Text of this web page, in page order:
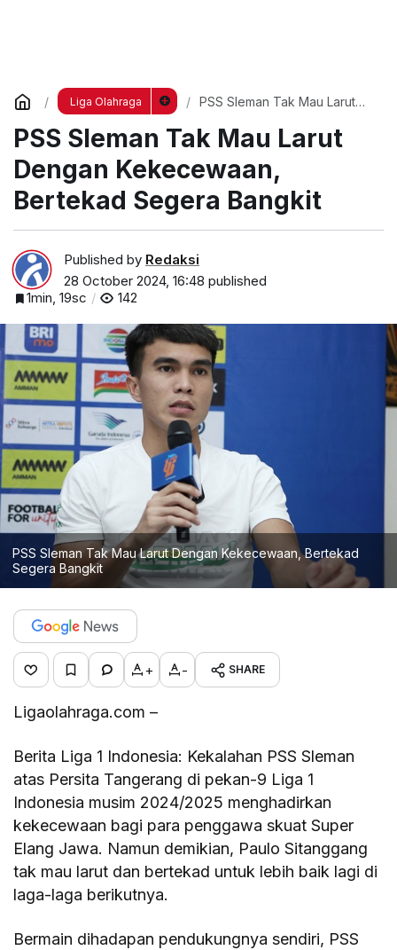
Liga Olahraga
PSS Sleman Tak Mau Larut
Bertekad Segera Bangkit
PSS Sleman Tak Mau Larut
Dengan Kekecewaan,
Bertekad Segera Bangkit
Published by Redaksi
28 October 2024, 16:48 published
1min, 19sc
142
PSS Sleman Tak Mau Larut Dengan Kekecewaan, Bertekad
Segera Bangkit
+ - SHARE
Ligaolahraga.com –
Berita Liga 1 Indonesia: Kekalahan PSS Sleman
atas Persita Tangerang di pekan-9 Liga 1
Indonesia musim 2024/2025 menghadirkan
kekecewaan bagi para penggawa skuat Super
Elang Jawa. Namun demikian, Paulo Sitanggang
tak mau larut dan bertekad untuk lebih baik lagi di
laga-laga berikutnya.
Bermain dihadapan pendukungnya sendiri, PSS